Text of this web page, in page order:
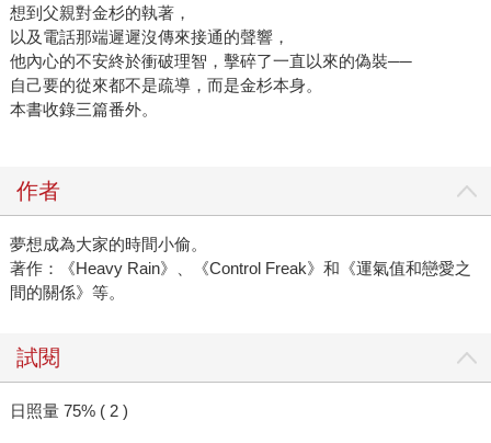
想到父親對金杉的執著，
以及電話那端遲遲沒傳來接通的聲響，
他內心的不安終於衝破理智，擊碎了一直以來的偽裝──
自己要的從來都不是疏導，而是金杉本身。
本書收錄三篇番外。
作者
夢想成為大家的時間小偷。
著作：《Heavy Rain》、《Control Freak》和《運氣值和戀愛之
間的關係》等。
試閱
日照量 75% ( 2 )